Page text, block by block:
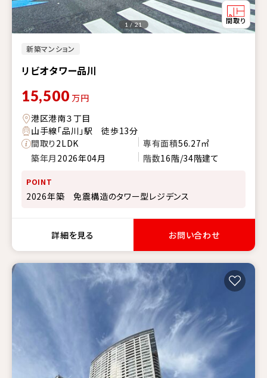
新築マンション
リビオタワー品川
1 / 21
15,500 万円
港区港南３丁目
山手線「品川」駅 徒歩13分
間取り2LDK 専有面積56.27㎡
築年月 2026年04月 階数16階/34階建て
POINT
2026年築 免震構造のタワー型レジデンス
詳細を見る お問い合わせ